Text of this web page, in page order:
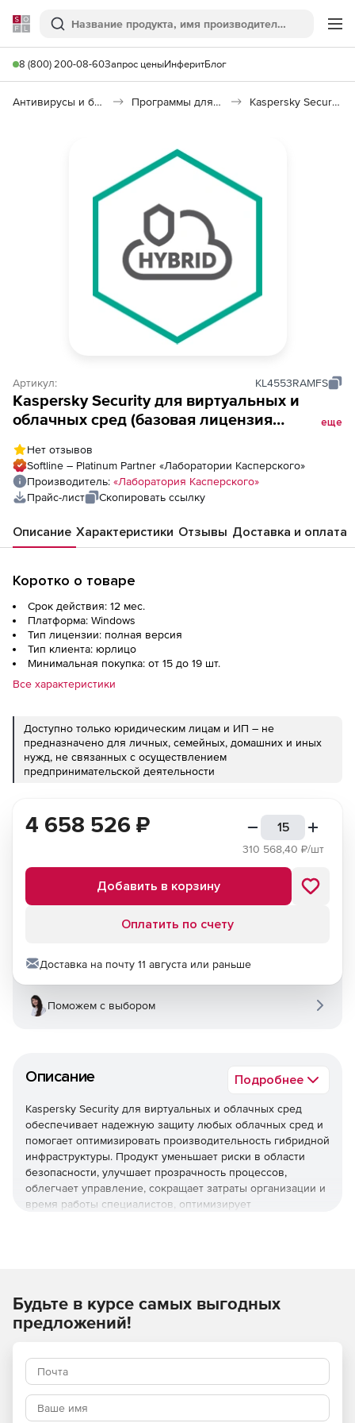
Softline
Поиск
8 (800) 200-08-60Запрос ценыИнферитБлог
Антивирусы и безопасность Программы для защиты информации Kaspersky Security для виртуальных и облачных сред
Артикул: KL4553RAMFS
Kaspersky Security для виртуальных и
облачных сред (базовая лицензия
лицензия на 1 год по количеству CPU
еще
Нет отзывов
Softline – Platinum Partner «Лаборатории Касперского»
Производитель: «Лаборатория Касперского»
Прайс-лист
Скопировать ссылку
Описание Характеристики Отзывы Доставка и оплата
Коротко о товаре
Срок действия: 12 мес.
Платформа: Windows
Тип лицензии: полная версия
Тип клиента: юрлицо
Минимальная покупка: от 15 до 19 шт.
Все характеристики
Доступно только юридическим лицам и ИП – не
предназначено для личных, семейных, домашних и иных
нужд, не связанных с осуществлением
предпринимательской деятельности
Описание Подробнее
Kaspersky Security для виртуальных и облачных сред
обеспечивает надежную защиту любых облачных сред и
помогает оптимизировать производительность гибридной
инфраструктуры. Продукт уменьшает риски в области
безопасности, улучшает прозрачность процессов,
облегчает управление, сокращает затраты организации и
время работы специалистов, оптимизирует
к угрозам разной сложности.
Основные преимущества
Надежная защита мирового уровня
Многоуровневые технологии проактивной защиты
обеспечивают эффективное противостояние различным
4 658 526 ₽
310 568,40 ₽/шт
Добавить в корзину
Оплатить по счету
Доставка на почту 11 августа или раньше
Поможем с выбором
Будьте в курсе самых выгодных
предложений!